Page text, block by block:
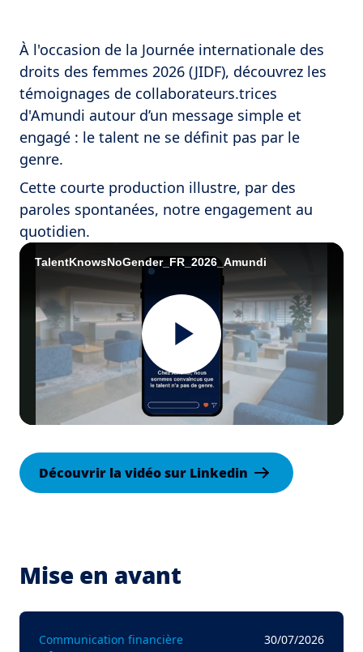
À l'occasion de la Journée internationale des
droits des femmes 2026 (JIDF), découvrez les
témoignages de collaborateurs.trices
d'Amundi autour d’un message simple et
engagé : le talent ne se définit pas par le
genre.
Cette courte production illustre, par des
paroles spontanées, notre engagement au
quotidien.
TalentKnowsNoGender_FR_2026_Amundi
Play
Video
Découvrir la vidéo sur Linkedin
Mise en avant
Communication financière
30/07/2026